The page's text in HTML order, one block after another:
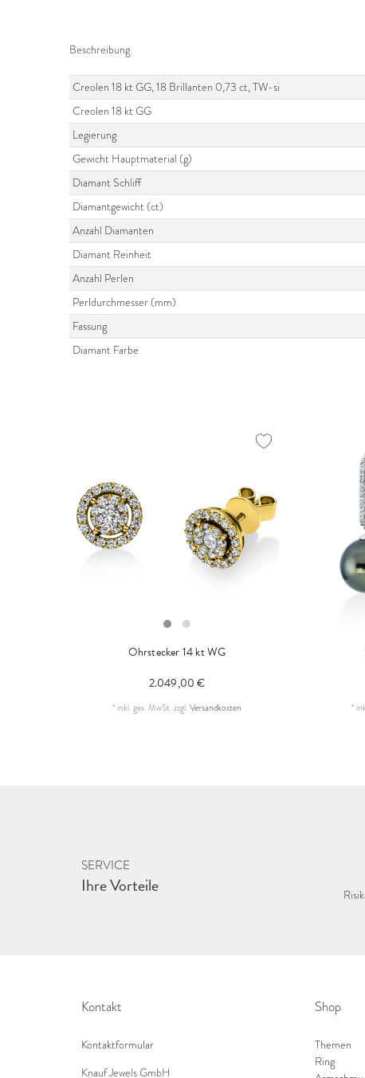
Beschreibung
Creolen 18 kt GG, 18 Brillanten 0,73 ct, TW-si
Creolen 18 kt GG
Legierung
Gewicht Hauptmaterial (g)
Diamant Schliff
Diamantgewicht (ct)
Anzahl Diamanten
Diamant Reinheit
Anzahl Perlen
Perldurchmesser (mm)
Fassung
Diamant Farbe
Ohrstecker 14 kt WG
2.049,00 €
* inkl. ges. MwSt.zzgl.Versandkosten *
SERVICE
Ihre Vorteile
Kontakt
Kontaktformular
Knauf Jewels GmbH
Shop
Themen
Ring